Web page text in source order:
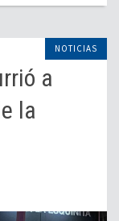
NOTICIAS
a
la